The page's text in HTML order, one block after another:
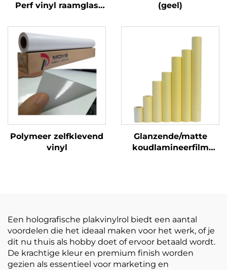
Perf vinyl raamglas
Perforated Viny Roll
(geel)
Polymeer zelfklevend
vinyl
Glanzende/matte
koudlamineerfilm
Een holografische plakvinylrol biedt een aantal
voordelen die het ideaal maken voor het werk, of je
dit nu thuis als hobby doet of ervoor betaald wordt.
De krachtige kleur en premium finish worden
gezien als essentieel voor marketing en